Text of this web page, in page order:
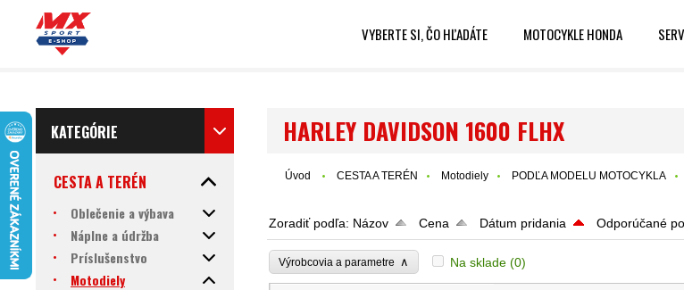
VYBERTE SI, ČO HĽADÁTE MOTOCYKLE HONDA
KATEGÓRIE
CESTA A TERÉN
Oblečenie a výbava
Náplne a údržba
Príslušenstvo
Motodiely
HARLEY DAVIDSON 1600 FLHX
Úvod CESTA A TERÉN Motodiely PODĽA MODELU MOTOCYKLA
Zoradiť podľa: Názov Cena Dátum pridania Odporúčané
Výrobcovia a parametre ∧ Na sklade (0)